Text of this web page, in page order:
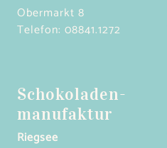
Obermarkt 8
Telefon: 08841.1272
Schokoladen­
manufaktur
Riegsee